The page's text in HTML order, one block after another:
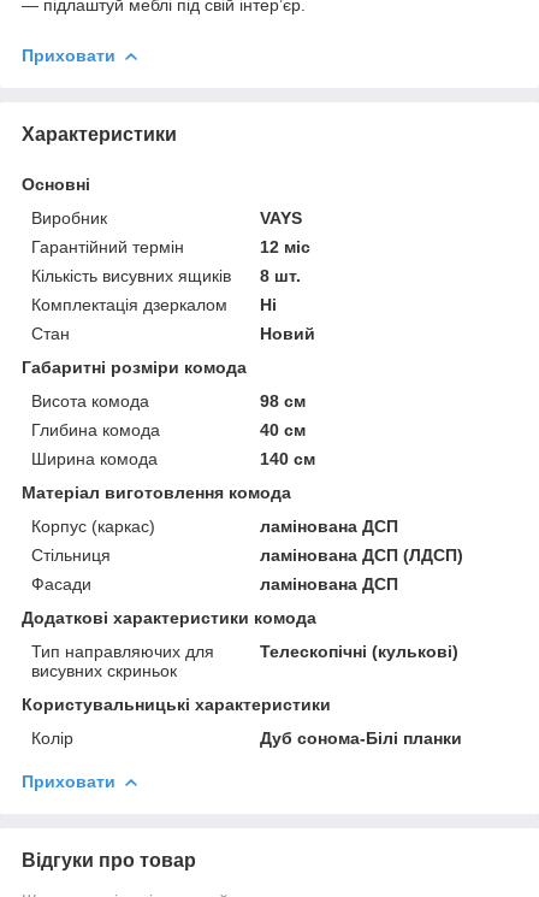
— підлаштуй меблі під свій інтер’єр.
Приховати
Характеристики
Основні
Виробник
VAYS
Гарантійний термін
12 міс
Кількість висувних ящиків
8 шт.
Комплектація дзеркалом
Ні
Стан
Новий
Габаритні розміри комода
Висота комода
98 см
Глибина комода
40 см
Ширина комода
140 см
Матеріал виготовлення комода
Корпус (каркас)
ламінована ДСП
Стільниця
ламінована ДСП (ЛДСП)
Фасади
ламінована ДСП
Додаткові характеристики комода
Тип направляючих для
висувних скриньок
Телескопічні (кулькові)
Користувальницькі характеристики
Колір
Дуб сонома-Білі планки
Приховати
Відгуки про товар